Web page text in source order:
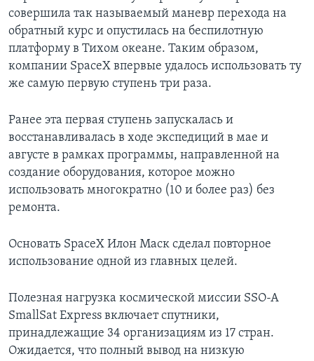
совершила так называемый маневр перехода на
обратный курс и опустилась на беспилотную
платформу в Тихом океане. Таким образом,
компании SpaceX впервые удалось использовать ту
же самую первую ступень три раза.
Ранее эта первая ступень запускалась и
восстанавливалась в ходе экспедиций в мае и
августе в рамках программы, направленной на
создание оборудования, которое можно
использовать многократно (10 и более раз) без
ремонта.
Основать SpaceX Илон Маск сделал повторное
использование одной из главных целей.
Полезная нагрузка космической миссии SSO-A
SmallSat Express включает спутники,
принадлежащие 34 организациям из 17 стран.
Ожидается, что полный вывод на низкую